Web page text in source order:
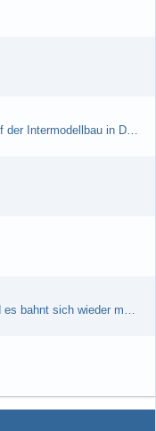
Brushless Buggy Cup am 10.04.2013 auf der Intermodellbau in Dortmund
Erstes TTSC Rennen im neuen Jahr und es bahnt sich wieder mal eine Rekordteilnehmerzahl an